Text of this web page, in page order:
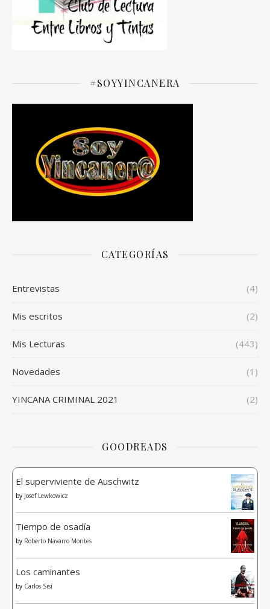
#SOYYINCANERA
CATEGORÍAS
Entrevistas (4)
Mis escritos (2)
Mis Lecturas (443)
Novedades (1)
YINCANA CRIMINAL 2021 (2)
GOODREADS
El superviviente de Auschwitz
by Josef Lewkowicz
Tiempo de osadía
by Roberto Navarro Montes
Los caminantes
by Carlos Sisí